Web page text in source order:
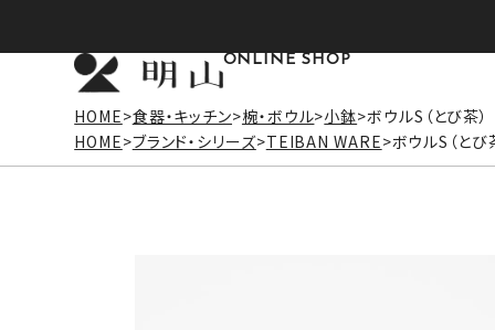
ONLINE SHOP
HOME 食器・キッチン 椀・ボウル 小鉢 ボウルS（とび茶）
HOME ブランド・シリーズ TEIBAN WARE ボウルS（とび